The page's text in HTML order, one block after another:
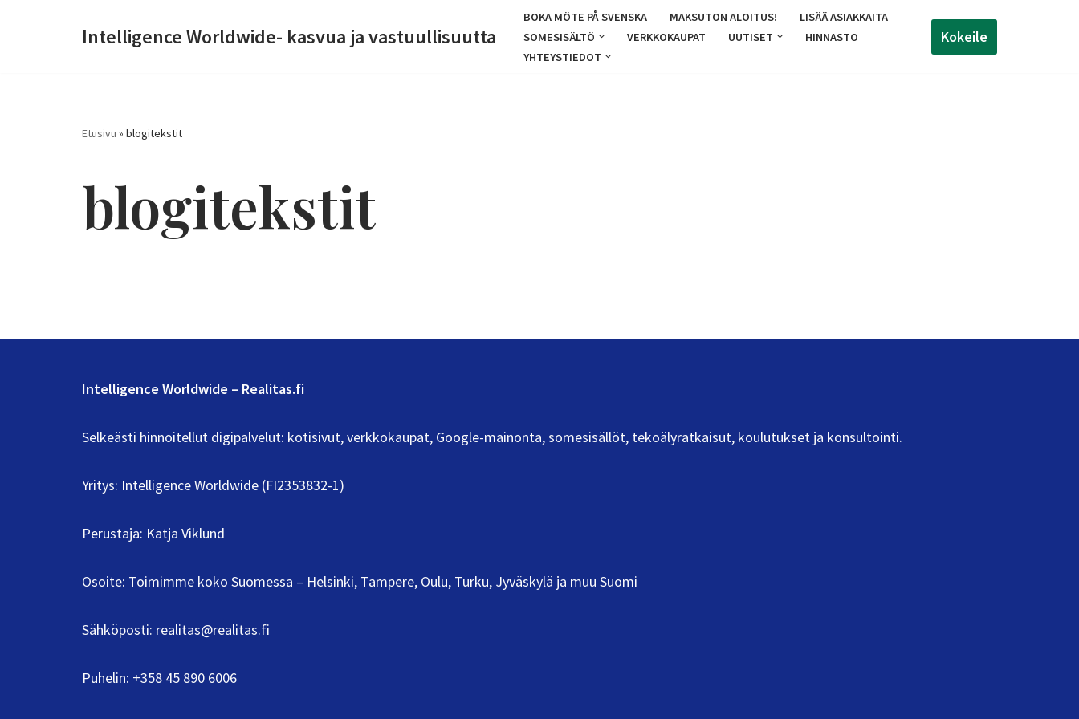
Intelligence Worldwide- kasvua ja vastuullisuutta
BOKA MÖTE PÅ SVENSKA MAKSUTON ALOITUS!
LISÄÄ ASIAKKAITA
SOMESISÄLTÖ
VERKKOKAUPAT UUTISET
HINNASTO
YHTEYSTIEDOT
Kokeile
Etusivu » blogitekstit
blogitekstit
Intelligence Worldwide – Realitas.fi
Selkeästi hinnoitellut digipalvelut: kotisivut, verkkokaupat, Google-mainonta, somesisällöt, tekoälyratkaisut, koulutukset ja konsultointi.
Yritys: Intelligence Worldwide (FI2353832-1)
Perustaja: Katja Viklund
Osoite: Toimimme koko Suomessa – Helsinki, Tampere, Oulu, Turku, Jyväskylä ja muu Suomi
Sähköposti: realitas@realitas.fi
Puhelin: +358 45 890 6006